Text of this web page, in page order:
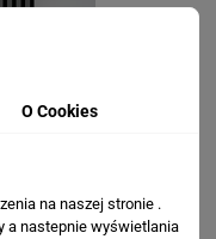
O Cookies
na naszej stronie .
a nastepnie wyświetlania